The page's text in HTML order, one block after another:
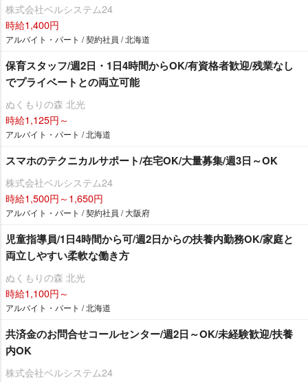
株式会社ベルシステム24
時給1,400円
アルバイト・パート / 契約社員 / 北海道
保育スタッフ/週2日・1日4時間からOK/有資格者歓迎/残業なし
でプライベートとの両立可能
ぬくもりの森 北光
時給1,125円～
アルバイト・パート / 北海道
スマホのテクニカルサポート/在宅OK/大量募集/週3日～OK
株式会社ベルシステム24
時給1,500円～1,650円
アルバイト・パート / 契約社員 / 大阪府
児童指導員/1日4時間から可/週2日からの扶養内勤務OK/家庭と
両立しやすい柔軟な働き方
ぬくもりの森 北光
時給1,100円～
アルバイト・パート / 北海道
共済金のお問合せコールセンター/週2日～OK/未経験歓迎/扶養
内OK
株式会社ベルシステム24